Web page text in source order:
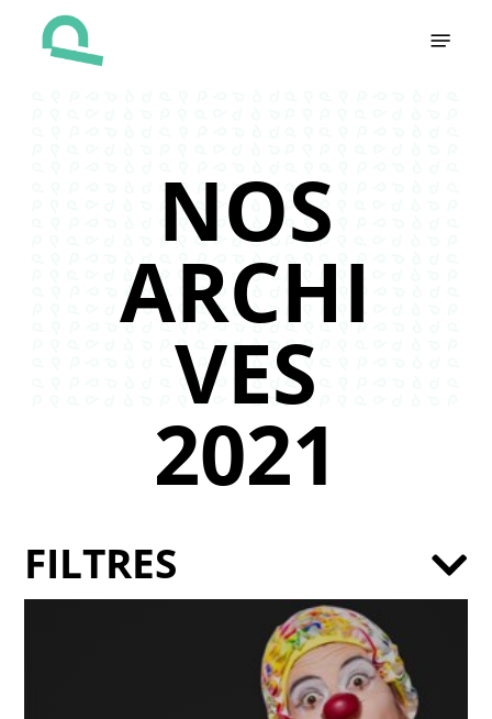
NOS
ARCHI
VES
2021
FILTRES